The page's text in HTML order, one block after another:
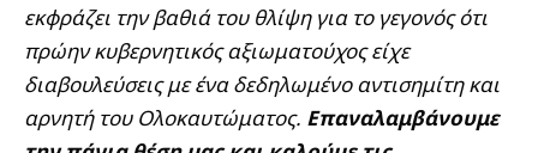
εκφράζει την βαθιά του θλίψη για το γεγονός ότι
πρώην κυβερνητικός αξιωματούχος είχε
διαβουλεύσεις με ένα δεδηλωμένο αντισημίτη και
αρνητή του Ολοκαυτώματος. Επαναλαμβάνουμε